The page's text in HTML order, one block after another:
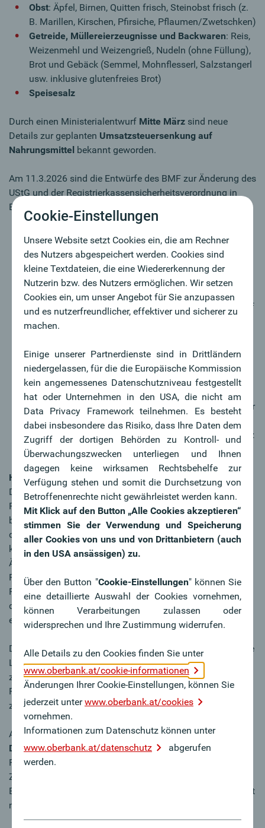
Obst: Äpfel, Birnen, Quitten frisch, Steinobst frisch (z.
B. Marillen, Kirschen, Pfirsiche, Pflaumen/Zwetschken)
Getreide, Müllereierzeugnisse und Backwaren: Reis,
Weizenmehl und Weizengrieß, Nudeln (ohne Füllung),
Brot und Gebäck (Semmel, Mohnflesserl, Salzstangerl
usw. inklusive glutenfreies Brot)
Speisesalz
Durch einen Ministerialentwurf Mitte März sind neue
Details zur geplanten Umsatzsteuersenkung auf
Nahrungsmittel bekannt geworden.
Am 11.3.2026 sind die Entwürfe des BMF zur Änderung des
UStG und der Registrierkassensicherheitsverordnung in
Begutachtung gegangen. So viel ist derzeit bekannt:
Die Abgrenzung der begünstigten Nahrungsmittel
erfolgt mittels Kombinierter Nomenklatur (KN). Zu
diesem Zweck soll in § 10 UStG ein eigener Absatz 1a
eingefügt werden. Die begünstigten Nahrungsmittel
sollen in der Anlage 3 zum UStG aufgelistet werden.
Der reduzierte USt-Satz wird jedoch ausschließlich auf
die unter die jeweilige Position KN (eventuell
anwendbar sein, wobei klargestellt wurde, dass nur
diese ausgewählten Nahrungsmittel selbst begünstigt
sein sollen und nicht jene Nahrungsmittel, die
einheitlich mit einem Lebensmittel (das unter einen
anderen Steuersatz fällt) geliefert wird (auch wenn nur
Nebenprodukt).
Ausgenommen vom begünstigten Mehrwertsteuersatz
sind Restaurantumsätze.
Hinweis für die Praxis:
Die Anpassung des USt-Satzes hat Auswirkungen auf die
Registrierkassen bzw. das Buchhaltungssystem der
betroffenen Unternehmen im Lebensmittelbereich. Dies
deswegen, da der veränderte Prozentsatz entsprechend
korrigiert werden muss. Aufgrund der gesetzlichen
Änderungen der Umsatzsteuer soll im Rahmen der
Registrierkassensicherheitsverordnung die technische
Festlegung erfolgen, dass der neue USt-Satz von 4,9 % in
der Registrierkasse als „Betrag-Satz-Besonders“ zu
erfassen ist.
Die weitere Gesetzwerdung bleibt abzuwarten – ebenso die
Lösung von mit der Umsatzsteuersenkung verbundenen
zolltarifarischen und mit der
Registrierkassensicherheitsverordnung
zusammenhängenden Fragen.
Autor:
Dr. Wolfgang Köppl
Partner | Steuerberater
Zertifizierter Umgründungsberater
BNP Wirtschaftstreuhand und Steuerberatungsgesellschaft
m.b.H.
Cookie-Einstellungen
Unsere Website setzt Cookies ein, die am Rechner
des Nutzers abgespeichert werden. Cookies sind
kleine Textdateien, die eine Wiedererkennung der
Nutzerin bzw. des Nutzers ermöglichen. Wir setzen
Cookies ein, um unser Angebot für Sie anzupassen
und es nutzerfreundlicher, effektiver und sicherer zu
machen.
Einige unserer Partnerdienste sind in Drittländern
niedergelassen, für die die Europäische Kommission
kein angemessenes Datenschutzniveau festgestellt
hat oder Unternehmen in den USA, die nicht am
Data Privacy Framework teilnehmen. Es besteht
dabei insbesondere das Risiko, dass Ihre Daten dem
Zugriff der dortigen Behörden zu Kontroll- und
Überwachungszwecken unterliegen und Ihnen
dagegen keine wirksamen Rechtsbehelfe zur
Verfügung stehen und somit die Durchsetzung von
Betroffenenrechte nicht gewährleistet werden kann.
Mit Klick auf den Button „Alle Cookies akzeptieren“
stimmen Sie der Verwendung und Speicherung
aller Cookies von uns und von Drittanbietern (auch
in den USA ansässigen) zu.
Über den Button "Cookie-Einstellungen" können Sie
eine detaillierte Auswahl der Cookies vornehmen,
können Verarbeitungen zulassen oder
widersprechen und Ihre Zustimmung widerrufen.
Alle Details zu den Cookies finden Sie unter
www.oberbank.at/cookie-informationen
Änderungen Ihrer Cookie-Einstellungen, können Sie
jederzeit unterwww.oberbank.at/cookies
vornehmen.
Informationen zum Datenschutz können unter
www.oberbank.at/datenschutz
abgerufen
werden.